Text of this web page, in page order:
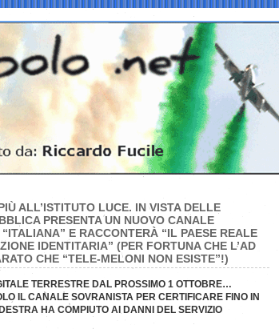
ALL’ISTITUTO LUCE. IN VISTA DELLE
PRESENTA UN NUOVO CANALE
E RACCONTERÀ “IL PAESE REALE
IDENTITARIA” (PER FORTUNA CHE L’AD
CHE “TELE-MELONI NON ESISTE”!)
TERRESTRE DAL PROSSIMO 1 OTTOBRE…
IL CANALE SOVRANISTA PER CERTIFICARE FINO IN
HA COMPIUTO AI DANNI DEL SERVIZIO